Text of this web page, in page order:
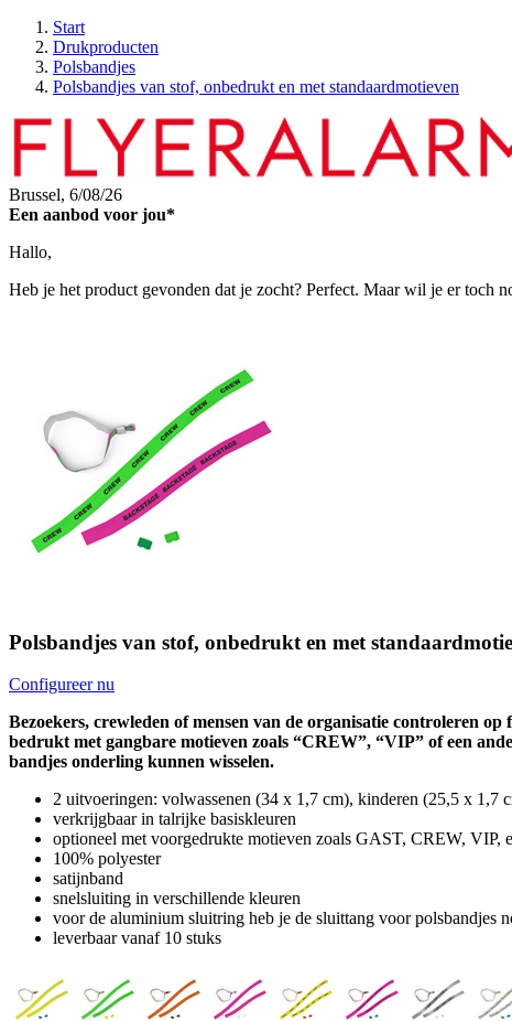
Start
Drukproducten
Polsbandjes
Polsbandjes van stof, onbedrukt en met standaardmotieven
Brussel, 6/08/26
Een aanbod voor jou*
Hallo,
Heb je het product gevonden dat je zocht? Perfect. Maar wil je er toch
Polsbandjes van stof, onbedrukt en met
Configureer nu
Bezoekers, crewleden of mensen van de organisatie controleren
bedrukt met gangbare motieven zoals “CREW”, “VIP” of een
bandjes onderling kunnen wisselen.
2 uitvoeringen: volwassenen (34 x 1,7 cm), kinderen (25,5 x 1,7
verkrijgbaar in talrijke basiskleuren
optioneel met voorgedrukte motieven zoals GAST, CREW, VIP,
100% polyester
satijnband
snelsluiting in verschillende kleuren
voor de aluminium sluitring heb je de sluittang voor polsbandjes
leverbaar vanaf 10 stuks